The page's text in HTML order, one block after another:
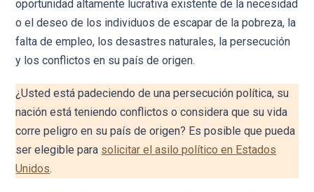
oportunidad altamente lucrativa existente de la necesidad
o el deseo de los individuos de escapar de la pobreza, la
falta de empleo, los desastres naturales, la persecución
y los conflictos en su país de origen.
¿Usted está padeciendo de una persecución política, su
nación está teniendo conflictos o considera que su vida
corre peligro en su país de origen? Es posible que pueda
ser elegible para solicitar el asilo político en Estados
Unidos.